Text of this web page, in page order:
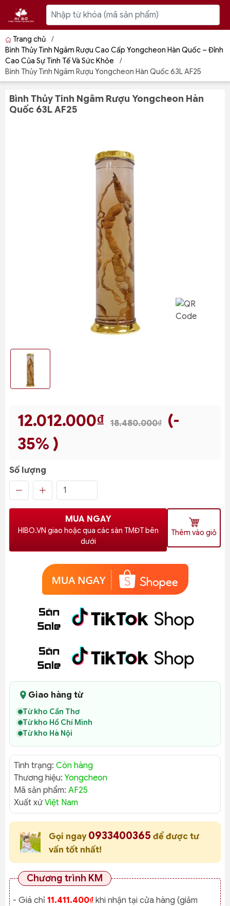
Trang chủ
/
Bình Thủy Tinh Ngâm Rượu Cao Cấp Yongcheon Hàn Quốc – Đỉnh
Cao Của Sự Tinh Tế Và Sức Khỏe
/
Bình Thủy Tinh Ngâm Rượu Yongcheon Hàn Quốc 63L AF25
Bình Thủy Tinh Ngâm Rượu Yongcheon Hàn
Quốc 63L AF25
12.012.000₫ 18.480.000₫
(-
35% )
Số lượng
MUA NGAY
HIBO.VN giao hoặc qua các sàn TMĐT bên
dưới
Thêm vào giỏ
Giao hàng từ
Từ kho Cần Thơ
Từ kho Hồ Chí Minh
Từ kho Hà Nội
Tình trạng: Còn hàng
Thương hiệu: Yongcheon
Mã sản phẩm: AF25
Xuất xứ Việt Nam
Gọi ngay 0933400365 để được tư
vấn tốt nhất!
Chương trình KM
- Giá chỉ 11.411.400₫ khi nhận tại cửa hàng (giảm